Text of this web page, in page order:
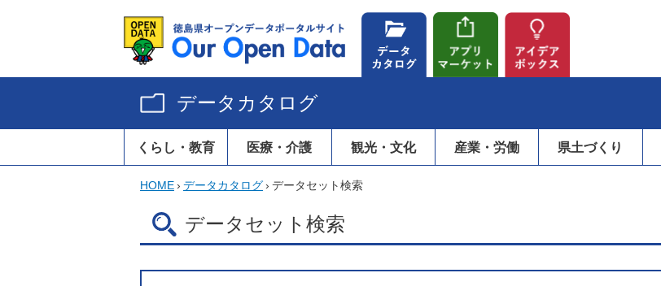
データカタログ
くらし・教育 医療・介護 観光・文化 産業・労働 県土づくり
HOME› データカタログ› データセット検索
データセット検索